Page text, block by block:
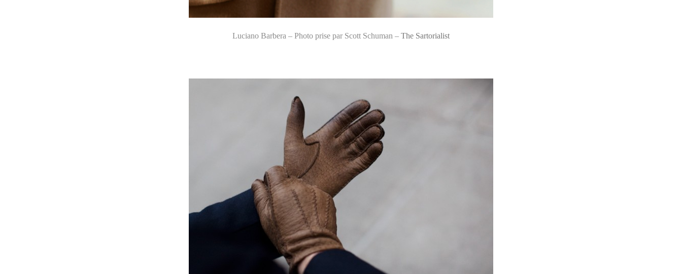
Luciano Barbera – Photo prise par Scott Schuman – The Sartorialist